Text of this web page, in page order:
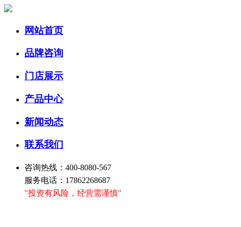
网站首页
品牌咨询
门店展示
产品中心
新闻动态
联系我们
咨询热线：400-8080-567
服务电话：17862268687
"投资有风险，经营需谨慎"